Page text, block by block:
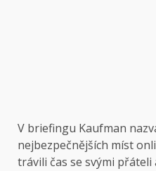
V briefingu Kaufman
nejbezpečnějších míst
trávili čas se svými přáteli